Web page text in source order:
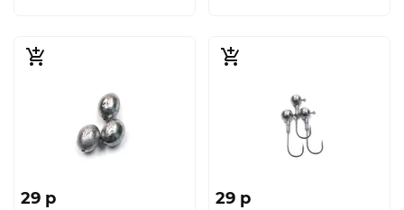
29 p 29 p